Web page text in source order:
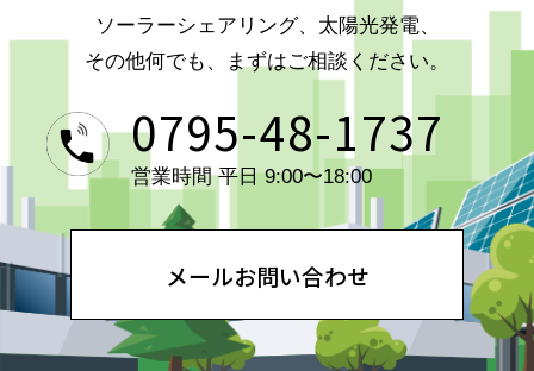
ソーラーシェアリング、太陽光発電、
その他何でも、まずはご相談ください。
0795-48-1737
営業時間 平日 9:00〜18:00
メールお問い合わせ